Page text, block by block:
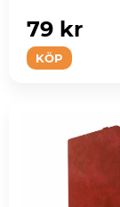
KÖP
79 kr